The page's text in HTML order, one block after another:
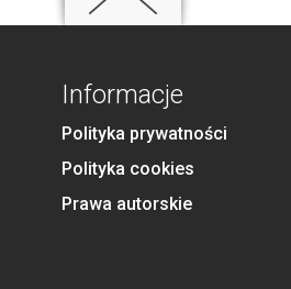
Informacje
Polityka prywatności
Polityka cookies
Prawa autorskie